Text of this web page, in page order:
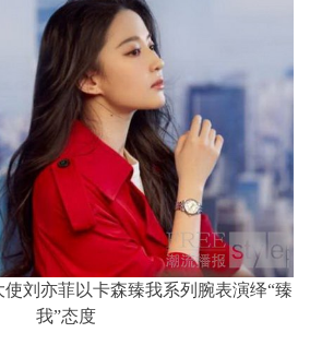
刘亦菲以卡森臻我系列腕表演绎“臻
我”态度